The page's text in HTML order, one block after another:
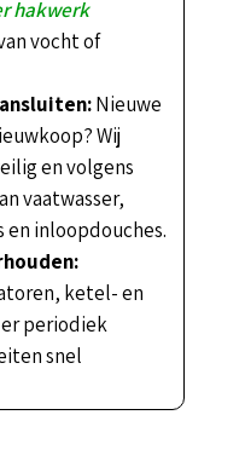
hakwerk
vocht of
Nieuwe
Wij
en volgens
vaatwasser,
inloopdouches.
ketel- en
periodiek
snel